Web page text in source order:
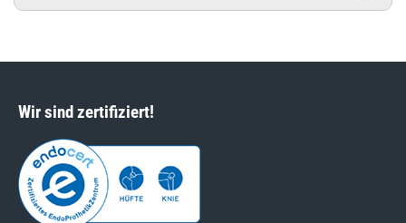
Wir sind zertifiziert!